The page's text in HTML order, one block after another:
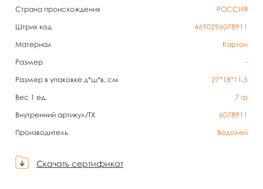
Страна происхождения
РОССИЯ
Штрих код
4690296078911
Материал
Картон
Размер
-
Размер в упаковке д*ш*в, см
27*18*11,5
Вес 1 ед.
7 гр
Внутренний артикул/TX
6078911
Производитель
Водолей
Скачать сертификат